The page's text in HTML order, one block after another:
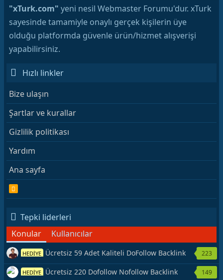
"xTurk.com" yeni nesil Webmaster Forumu'dur. xTurk
sayesinde tamamiyle onaylı gerçek kişilerin üye
olduğu platformda güvenle ürün/hizmet alışverişi
yapabilirsiniz.
Hızlı linkler
Bize ulaşın
Şartlar ve kurallar
Gizlilik politikası
Yardım
Ana sayfa
R
S
Tepki liderleri
Konular
Kullanıcılar
HEDİYE Ücretsiz 59 Adet Kaliteli DoFollow Backlink
Kaynağı Veriyorum.
223
HEDİYE Ücretsiz 220 Dofollow Nofollow Backlink
149